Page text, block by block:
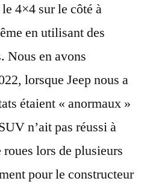
4×4 sur le côté à
en utilisant des
Nous en avons
lorsque Jeep nous a
étaient « anormaux »
n’ait pas réussi à
lors de plusieurs
pour le constructeur